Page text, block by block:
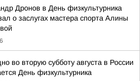
Дронов в День физкультурника
о заслугах мастера спорта Алины
во вторую субботу августа в России
День физкультурника